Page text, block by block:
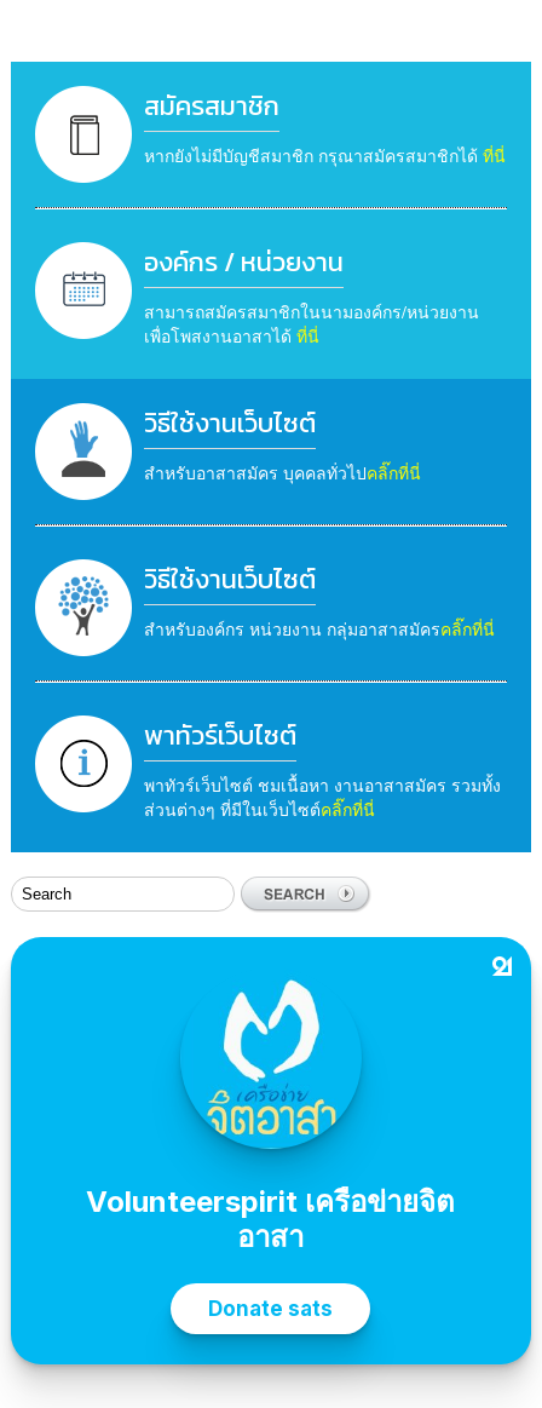
สมัครสมาชิก
หากยังไม่มีบัญชีสมาชิก กรุณาสมัครสมาชิกได้ ที่นี่
องค์กร / หน่วยงาน
สามารถสมัครสมาชิกในนามองค์กร/หน่วยงาน
เพื่อโพสงานอาสาได้ ที่นี่
วิธีใช้งานเว็บไซต์
สำหรับอาสาสมัคร บุคคลทั่วไปคลิ๊กที่นี่
วิธีใช้งานเว็บไซต์
สำหรับองค์กร หน่วยงาน กลุ่มอาสาสมัครคลิ๊กที่นี่
พาทัวร์เว็บไซต์
พาทัวร์เว็บไซต์ ชมเนื้อหา งานอาสาสมัคร รวมทั้ง
ส่วนต่างๆ ที่มีในเว็บไซต์คลิ๊กที่นี่